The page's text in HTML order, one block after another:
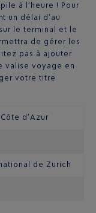
à l’heure ! Pour
un délai d’au
le terminal et le
de gérer les
pas à ajouter
valise voyage en
votre titre
d’Azur
de Zurich